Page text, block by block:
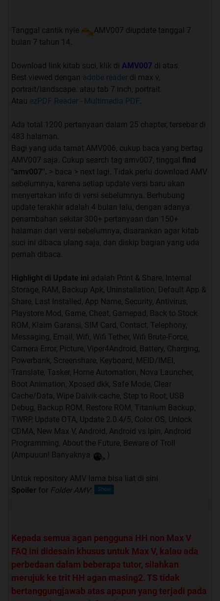
nitip lapak, apalagi
SARA
3. Gunakan multi quote, dilarang dopost, tripost, ,
4. Apabila mau post gambar atau video, WAJIB
SPOILER terutama gambar2 dan video berukuran
besar.
5. Page ONE dan GOOGLE adalah teman anda, cari
bertanya disini.
6. Jadilah kaskuser yang bijak jangan kembali
bertanya hal yang sudah jelas2 ada di page ONE.
7. Mencoba segala sesuatu (tutor/tips/trick) yang
ada di thread ini bersifat DWYOR (Do With Your
Own Risk).
8. Peraturan akan bertambah seiring
bertambahnya kriminalitas oleh kaskuser.
membaca Rules
Quote:
Original Posted ByDesmanto ►
Daftar Official Lounge kaskus Smartphone
keluaran Smartfren :
Demi menjalin hubungan erat dengan para kaskuser dari
Official lounge Smartphone keluaran Smartfren lainnya,
di sini dijabarkan link mereka, beserta beberapa HH yang
masih dianaktirikan (alias belum ada official lounge nya)
dan beberapa rumor. Tujuan lain dari list ini adalah
mengarahkan para pengguna HH SF lain selain Max Z,
yang salah kamar, "tersesat dan tak tahu arah jalan
pulang"
, supaya bertobat dan kembali ke jalan yang
official loungenya. Berikut daftarnya (diurutkan
berdasarkan urutan di website resmi SF) :
Andromax Tab 7.0|Skyworth - S7
Andromax Tab 7.0 New| Hisense - WM7
HTC Desire VC|HTC - Desire VC
Andromax-U 4.5| Innos - i6C
Andromax-i 4.0 New|
Hisense - AD685G
Andromax C|Hisense - AD686G/HS-EG902
Tanggal cantik nyie
AMV007 diupdate tanggal 7
bulan 7 tahun 14.
Download link kitab suci, klik di AMV007 di atas.
Best viewed dengan adobe reader di max v,
portrait/landscape. atau tab 7 inch, portrait.
Atau ezPDF Reader - Multimedia PDF
Ada total 1200 pertanyaan dalam 25 chapter, tersebar di
483 halaman.
Bagi yang uda tamat AMV006, cukup baca yang bertag
AMV007 saja. Cukup search tag amv007, tinggal find
"amv007". > baca > next lagi. Tidak perlu download AMV
sebelumnya, karena setiap update versi baru akan
menyertakan info di versi sebelumnya. Berhubung
update terakhir adalah 4 bulan lalu, dengan adanya
penambahan sekitar 300+ pertanyaan dan 150+
halaman dari versi sebelumnya, disarankan agar kitab
suci ini dibaca ulang saja, dan diskip bagian yang uda
pernah dibaca.
Highlight di Update ini adalah Print & Share, Internal
Storage, RAM, Backup Apk, Uninstallation, Default App &
Share, Last Installed, App Name, Security, Antivirus,
Playstore Mod, Game, Cheat, Gamepad, Back to Stock
ROM, Klaim Garansi, SIM Card, Contact, Telephony,
Messaging, Email, Wifi, Wifi Tether, Wifi Brute-Force,
Camera Error, Picture, Viper4Android, Battery, Charging,
Powerbank, Screenshare, Keyboard, MEID/IMEI,
Translate, Tasker, Home Automation, Nova Launcher,
Boot Animation, Xposed dkk, Safe Mode, Clear
Cache/Data, Wipe Dalvik-cache, Step to Root, USB
Debug, Backup ROM, Restore ROM, Titanium Backup,
TWRP, Update OTA, Update 2.0.4/5, Color OS, Unlock
CDMA, New Max V, Android, Android vs Ipin, Android
Programming, About the Future, Beware of Troll
(Ampuuun! Banyaknya
)
Untuk repository AMV lama bisa liat di sini
Spoiler for Folder AMV:
Kepada semua agan pengguna HH non Max V
FAQ ini didesain khusus untuk Max V, kalau ada
perbedaan dalam beberapa tutor, silahkan
merujuk ke trit HH agan masing2. TS tidak
bertanggungjawab atas apapun yang terjadi pada